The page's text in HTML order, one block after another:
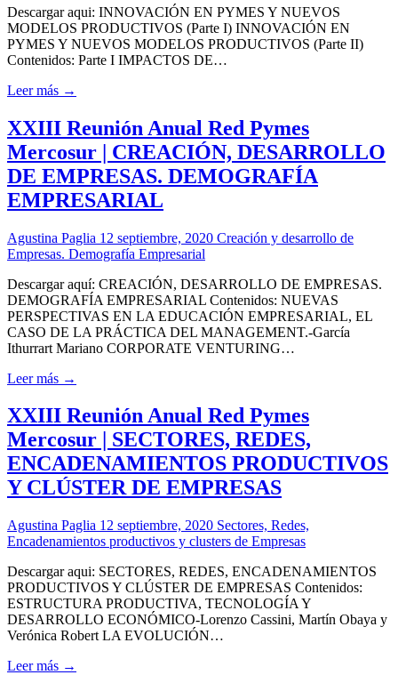
Descargar aqui: INNOVACIÓN EN PYMES Y NUEVOS
MODELOS PRODUCTIVOS (Parte I) INNOVACIÓN EN
PYMES Y NUEVOS MODELOS PRODUCTIVOS (Parte II)
Contenidos: Parte I IMPACTOS DE…
Leer más →
XXIII Reunión Anual Red Pymes
Mercosur | CREACIÓN, DESARROLLO
DE EMPRESAS. DEMOGRAFÍA
EMPRESARIAL
Agustina Paglia 12 septiembre, 2020 Creación y desarrollo de
Empresas. Demografía Empresarial
Descargar aquí: CREACIÓN, DESARROLLO DE EMPRESAS.
DEMOGRAFÍA EMPRESARIAL Contenidos: NUEVAS
PERSPECTIVAS EN LA EDUCACIÓN EMPRESARIAL, EL
CASO DE LA PRÁCTICA DEL MANAGEMENT.-García
Ithurrart Mariano CORPORATE VENTURING…
Leer más →
XXIII Reunión Anual Red Pymes
Mercosur | SECTORES, REDES,
ENCADENAMIENTOS PRODUCTIVOS
Y CLÚSTER DE EMPRESAS
Agustina Paglia 12 septiembre, 2020 Sectores, Redes,
Encadenamientos productivos y clusters de Empresas
Descargar aqui: SECTORES, REDES, ENCADENAMIENTOS
PRODUCTIVOS Y CLÚSTER DE EMPRESAS Contenidos:
ESTRUCTURA PRODUCTIVA, TECNOLOGÍA Y
DESARROLLO ECONÓMICO-Lorenzo Cassini, Martín Obaya y
Verónica Robert LA EVOLUCIÓN…
Leer más →